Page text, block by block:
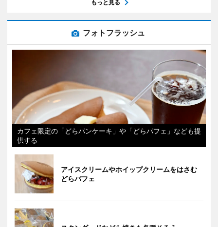
もっと見る
フォトフラッシュ
カフェ限定の「どらパンケーキ」や「どらパフェ」なども提
供する
アイスクリームやホイップクリームをはさむ
どらパフェ